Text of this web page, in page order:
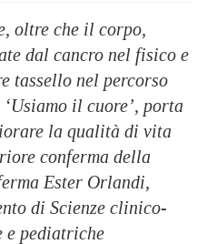
oltre che il corpo,
dal cancro nel fisico e
tassello nel percorso
il cuore’, porta
la qualità di vita
conferma della
Ester Orlandi,
di Scienze clinico-
e pediatriche